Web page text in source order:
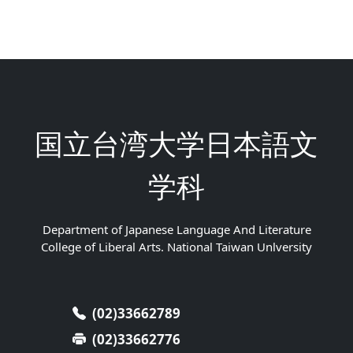
国立台湾大学日本語文
学科
Department of Japanese Language And Literature
College of Liberal Arts. National Taiwan Unlversity
(02)33662789
(02)33662776